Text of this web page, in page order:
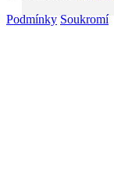
Podmínky Soukromí